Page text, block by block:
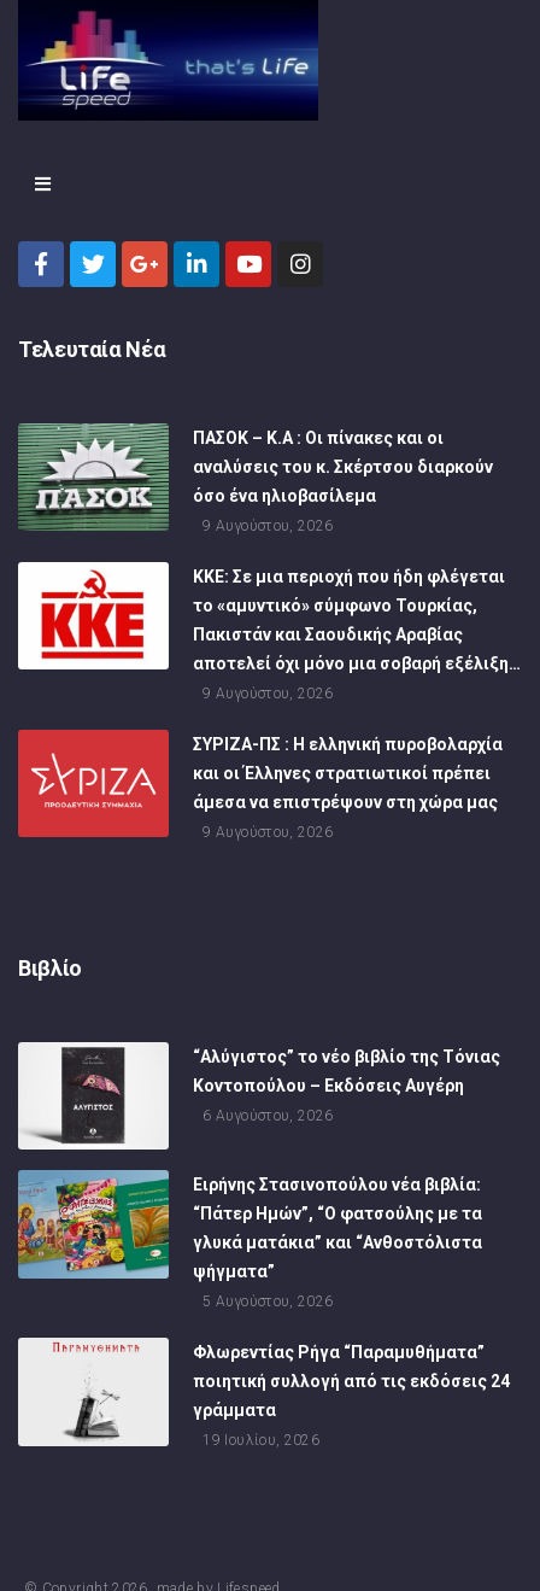
Τελευταία Νέα
ΠΑΣΟΚ – Κ.Α : Οι πίνακες και οι
αναλύσεις του κ. Σκέρτσου διαρκούν
όσο ένα ηλιοβασίλεμα
9 Αυγούστου, 2026
ΚΚΕ: Σε μια περιοχή που ήδη φλέγεται
το «αμυντικό» σύμφωνο Τουρκίας,
Πακιστάν και Σαουδικής Αραβίας
αποτελεί όχι μόνο μια σοβαρή εξέλιξη…
9 Αυγούστου, 2026
ΣΥΡΙΖΑ-ΠΣ : Η ελληνική πυροβολαρχία
και οι Έλληνες στρατιωτικοί πρέπει
άμεσα να επιστρέψουν στη χώρα μας
9 Αυγούστου, 2026
Βιβλίο
“Αλύγιστος” το νέο βιβλίο της Τόνιας
Κοντοπούλου – Εκδόσεις Αυγέρη
6 Αυγούστου, 2026
Ειρήνης Στασινοπούλου νέα βιβλία:
“Πάτερ Ημών”, “Ο φατσούλης με τα
γλυκά ματάκια” και “Ανθοστόλιστα
ψήγματα”
5 Αυγούστου, 2026
Φλωρεντίας Ρήγα “Παραμυθήματα”
ποιητική συλλογή από τις εκδόσεις 24
γράμματα
19 Ιουλίου, 2026